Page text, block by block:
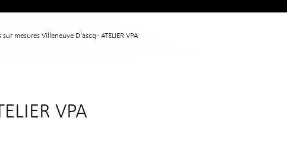
mesures Villeneuve D'ascq - ATELIER VPA
VPA